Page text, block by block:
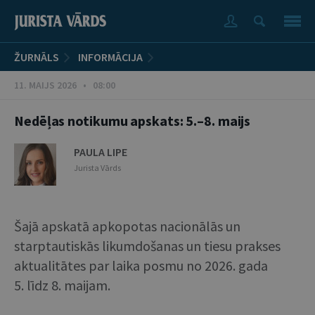
ŽURNĀLS INFORMĀCIJA
11. MAIJS 2026 • 08:00
Nedēļas notikumu apskats: 5.–8. maijs
PAULA LIPE
Jurista Vārds
Šajā apskatā apkopotas nacionālās un
starptautiskās likumdošanas un tiesu prakses
aktualitātes par laika posmu no 2026. gada
5. līdz 8. maijam.